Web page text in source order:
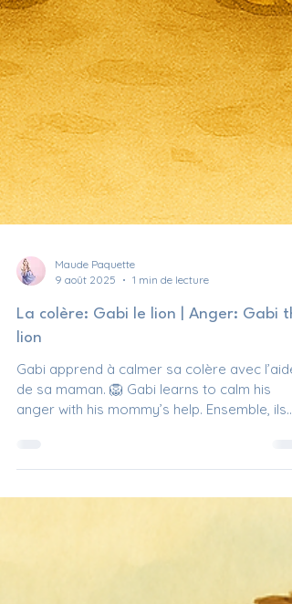
Maude Paquette
9 août 2025
1 min de lecture
lion
Gabi apprend à calmer sa colère avec l’aide
transforment la tempête en douceur. 💛